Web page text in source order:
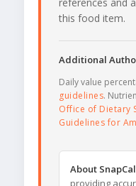
references and
this food item.
Additional
Daily value
guidelines.
Office of Dietary
Guidelines for
About